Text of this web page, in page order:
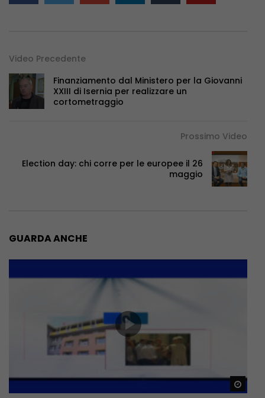
Video Precedente
Finanziamento dal Ministero per la Giovanni
XXIII di Isernia per realizzare un
cortometraggio
Prossimo Video
Election day: chi corre per le europee il 26
maggio
GUARDA ANCHE